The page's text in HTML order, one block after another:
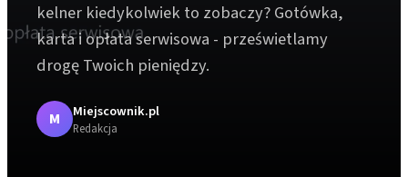
kelner kiedykolwiek to zobaczy? Gotówka,
karta i opłata serwisowa - prześwietlamy
drogę Twoich pieniędzy.
M Miejscownik.pl
Redakcja